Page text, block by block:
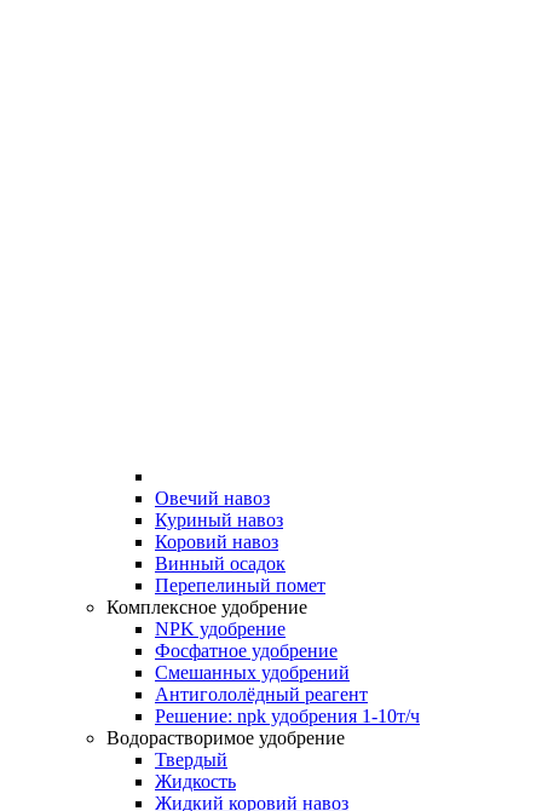
Овечий навоз
Куриный навоз
Коровий навоз
Винный осадок
Перепелиный помет
Комплексное удобрение
NPK удобрение
Фосфатное удобрение
Смешанных удобрений
Антигололёдный реагент
Решение: npk удобрения 1-10т/ч
Водорастворимое удобрение
Твердый
Жидкость
Жидкий коровий навоз